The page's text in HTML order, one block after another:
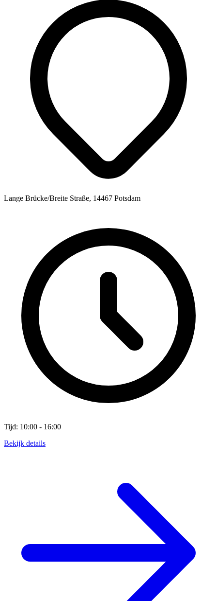
Lange Brücke/Breite Straße, 14467 Potsdam
Tijd: 10:00 - 16:00
Bekijk details